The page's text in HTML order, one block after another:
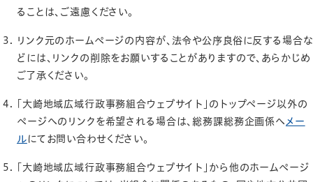
ることは、ご遠慮ください。
リンク元のホームページの内容が、法令や公序良俗に反する場合な
どには、リンクの削除をお願いすることがありますので、あらかじめ
ご了承ください。
「大崎地域広域行政事務組合ウェブサイト」のトップページ以外の
ページへのリンクを希望される場合は、総務課総務企画係へ メー
ル にてお問い合わせください。
「大崎地域広域行政事務組合ウェブサイト」から他のホームページ